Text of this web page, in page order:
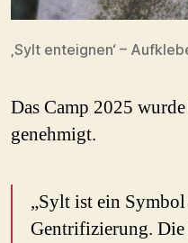
‚Sylt enteignen‘ –
Das Camp 2025
genehmigt.
„Sylt ist ein
Gentrifizierung.